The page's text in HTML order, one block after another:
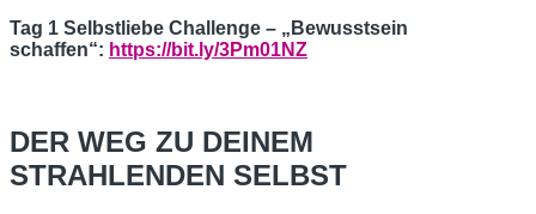
Tag 1 Selbstliebe Challenge – „Bewusstsein
schaffen“: https://bit.ly/3Pm01NZ
DER WEG ZU DEINEM
STRAHLENDEN SELBST